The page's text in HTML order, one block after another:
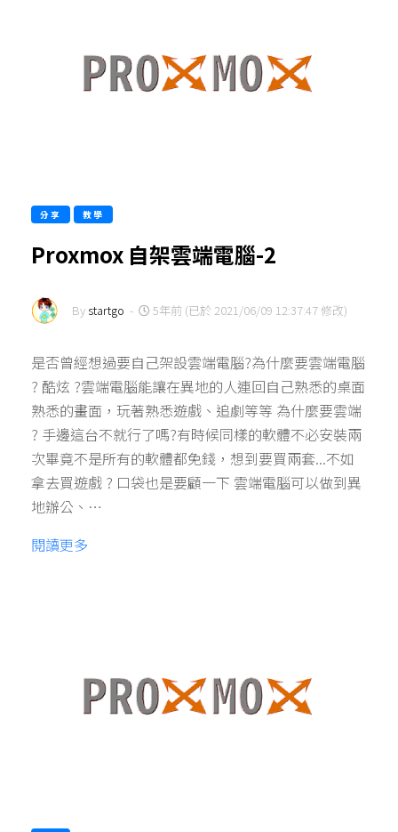
分享 教學
Proxmox 自架雲端電腦-2
By startgo - 5年前 (已於 2021/06/09 12:37:47 修改)
是否曾經想過要自己架設雲端電腦?為什麼要雲端電腦
? 酷炫 ?雲端電腦能讓在異地的人連回自己熟悉的桌面
熟悉的畫面，玩著熟悉遊戲、追劇等等 為什麼要雲端
? 手邊這台不就行了嗎?有時候同樣的軟體不必安裝兩
次畢竟不是所有的軟體都免錢，想到要買兩套...不如
拿去買遊戲 ? 口袋也是要顧一下 雲端電腦可以做到異
地辦公、…
閱讀更多